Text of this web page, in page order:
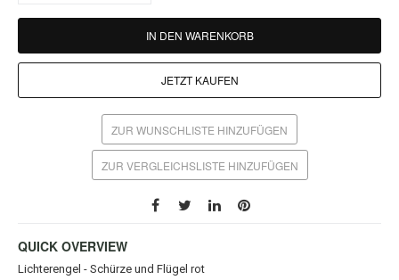
IN DEN WARENKORB
JETZT KAUFEN
ZUR WUNSCHLISTE HINZUFÜGEN
ZUR VERGLEICHSLISTE HINZUFÜGEN
QUICK OVERVIEW
Lichterengel - Schürze und Flügel rot